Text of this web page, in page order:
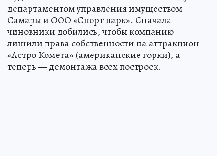
департаментом управления имуществом
Самары и ООО «Спорт парк». Сначала
чиновники добились, чтобы компанию
лишили права собственности на аттракцион
«Астро Комета» (американские горки), а
теперь — демонтажа всех построек.